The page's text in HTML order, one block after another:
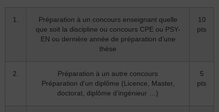
1.
Préparation à un concours enseignant quelle
que soit la discipline ou concours CPE ou PSY-
EN ou dernière année de préparation d’une
thèse
10
pts
2.
Préparation à un autre concours
Préparation d’un diplôme (Licence, Master,
doctorat, diplôme d’ingénieur …)
5
pts